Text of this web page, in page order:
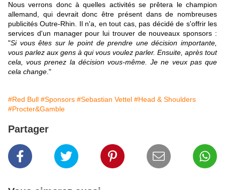
Nous verrons donc à quelles activités se prêtera le champion
allemand, qui devrait donc être présent dans de nombreuses
publicités Outre-Rhin. Il n'a, en tout cas, pas décidé de s'offrir les
services d'un manager pour lui trouver de nouveaux sponsors :
"Si vous êtes sur le point de prendre une décision importante,
vous parlez aux gens à qui vous voulez parler. Ensuite, après tout
cela, vous prenez la décision vous-même. Je ne veux pas que
cela change ."
#Red Bull #Sponsors #Sebastian Vettel #Head & Shoulders
#Procter&Gamble
Partager